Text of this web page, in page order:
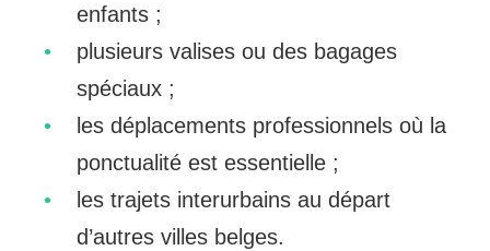
enfants ;
plusieurs valises ou des bagages
spéciaux ;
les déplacements professionnels où la
ponctualité est essentielle ;
les trajets interurbains au départ
d’autres villes belges.